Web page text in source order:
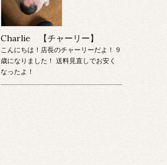
Charlie 【チャーリー】
こんにちは！店長のチャーリーだよ！ 9
歳になりました！ 送料見直しでお安く
なったよ！